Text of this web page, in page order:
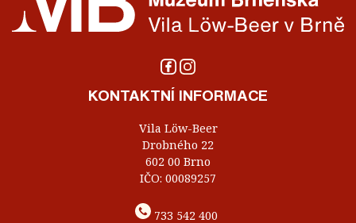
KONTAKTNÍ INFORMACE
Vila Löw-Beer
Drobného 22
602 00 Brno
IČO: 00089257
733 542 400